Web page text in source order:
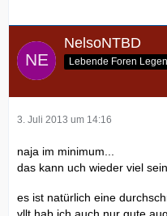
NelsoNTBD
Lebende Foren
3. Juli 2013 um 14:16
naja im minimum...
das kann uch wieder viel sein
es ist natürlich eine
vllt hab ich auch nur gute